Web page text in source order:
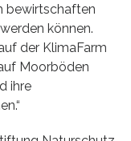
bewirtschaften
können.
der KlimaFarm
Moorböden
ihre